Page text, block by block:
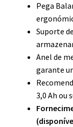
Pega
Suporte
Anel de
garante
3,0 Ah ou